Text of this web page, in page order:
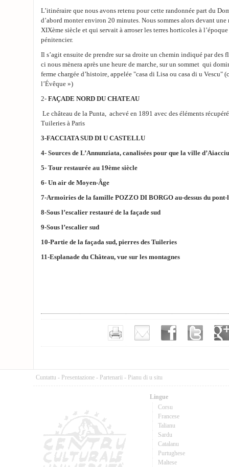
L’itinéraire que nous avons retenu pour cette randonnée part du
d’abord monter environ 20 minutes. Nous sommes alors devant une
XIXème siècle et qui servait à arroser les terres horticoles à
pénitencier.
Il s’agit ensuite de prendre sur sa droite un chemin indiqué par des
ci nous mènera après une heure de marche, sur un sommet qui
ferme chargée d’histoire, appelée "casa di Lisa ou casa di u Vescu"
l’Évêque »)
2- FAÇADE NORD DU CHATEAU
Le château de la Punta, achevé en 1891 avec des éléments
Tuileries à Paris
3-FACCIATA SUD DI U CASTELLU
​4- Sources de L’Annunziata, canalisées pour que la ville
5- Tour restaurée au 19ème siècle
6- Un air de Moyen-Ȃge
7-Armoiries de la famille POZZO DI BORGO au-dessus du pont-
8-Sous l’escalier restauré de la façade sud
9-Sous l’escalier sud
10-Partie de la façada sud, pierres des Tuileries
11-Esplanade du Château, vue sur les montagnes
Cuntattu - Presentazione - Partenarii - Pianu di u situ
Lingue
Corsu
Francese
Talianu
Sardu
Catalanu
Purtughese
Maltese